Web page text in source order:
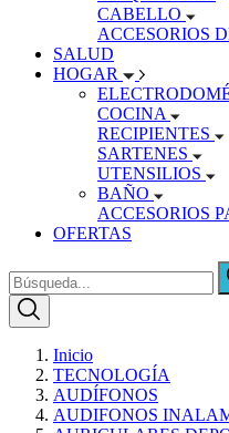
CABELLO
ACCESORIOS
SALUD
HOGAR
COCINA
RECIPIENTES
SARTENES
UTENSILIOS
BAÑO
ACCESORIOS
OFERTAS
Inicio
TECNOLOGÍA
AUDÍFONOS
AUDIFONOS